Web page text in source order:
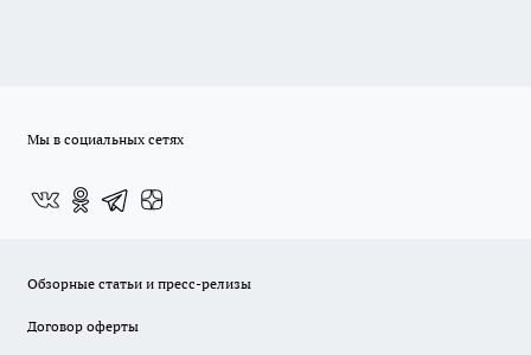
Мы в социальных сетях
Обзорные статьи и пресс-релизы
Договор оферты